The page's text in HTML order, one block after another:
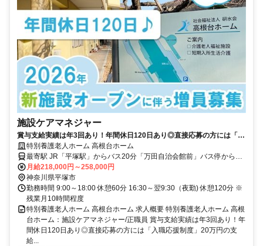
施設ケアマネジャー
賞与支給実績は年3回あり！年間休日120日あり◎直接応募の方には「入
職応援制度」20万円の支給あり！退職金は二本立て♪福利厚生が充実
◇【平塚市・特別養護老人ホーム、平塚駅、施設ケアマネジャー、正社
員】
特別養護老人ホーム 高根台ホーム
最寄駅 JR「平塚駅」からバス20分「万田自治会館前」バス停から徒
歩5分、または車15分
月給218,000円～258,000円
神奈川県平塚市
勤務時間 9:00～18:00 休憩60分 16:30～翌9:30（夜勤) 休憩120分 ※
残業月10時間程度
特別養護老人ホーム 高根台ホーム 求人概要 特別養護老人ホーム 高根
台ホーム：施設ケアマネジャー/正職員 賞与支給実績は年3回あり！年
間休日120日あり◎直接応募の方には「入職応援制度」20万円の支
給...